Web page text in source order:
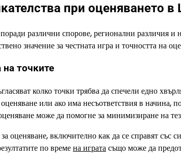
при оценяването в
различни спорове, регионални различия и
значение за честната игра и точността на
точките
колко точки трябва да спечели едно
или ако има несъответствия в начина,
може да помогне за минимизиране на
оценяване, включително как да се справят със
по времена игратасъщо може да